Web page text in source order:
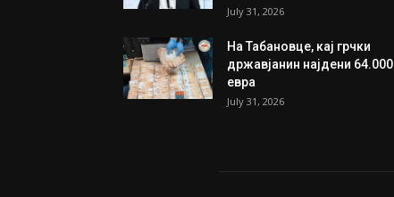
July 31, 2026
На Табановце, кај грчки
државјанин најдени 64.000
евра
July 31, 2026